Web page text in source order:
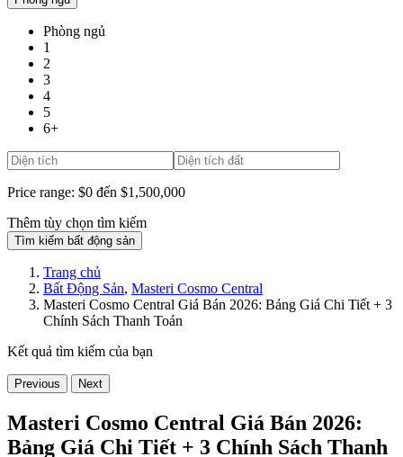
Phòng ngủ
1
2
3
4
5
6+
Price range: $0 đến $1,500,000
Thêm tùy chọn tìm kiếm
Tìm kiếm bất động sản
Trang chủ
Bất Động Sản, Masteri Cosmo Central
Masteri Cosmo Central Giá Bán 2026: Bảng Giá Chi Tiết + 3
Chính Sách Thanh Toán
Kết quả tìm kiếm của bạn
Previous Next
Masteri Cosmo Central Giá Bán 2026:
Bảng Giá Chi Tiết + 3 Chính Sách Thanh